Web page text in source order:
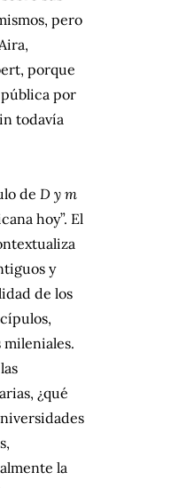
pero
porque
por
todavía
de D y m
hoy”. El
y
de los
¿qué
la